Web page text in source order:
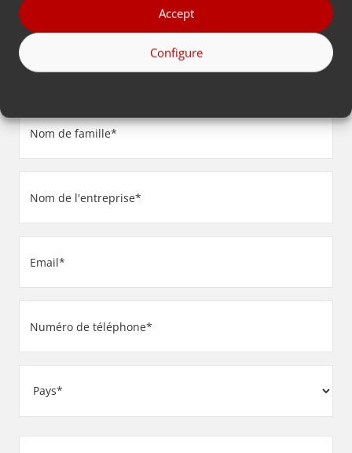
Accept
Configure
vous répondrons dans les plus brefs délais.
Prénom
(Nécessaire)
Nom
de
famille
de
l'entreprise
(Nécessaire)
de
téléphone